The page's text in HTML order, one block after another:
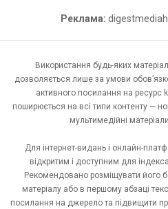
Реклама:
Використання будь-яких
дозволяється лише за умови
активного посилання на ресурс
поширюється на всі типи контенту —
мультимедійні матеріали
Для інтернет-видань і онлайн-
відкритим і доступним для
Рекомендовано розміщувати його
матеріалу або в першому абзаці
посилання на джерело та підвищити